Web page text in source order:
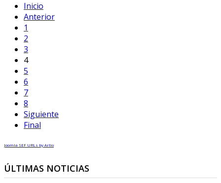
Inicio
Anterior
1
2
3
4
5
6
7
8
Siguiente
Final
Joomla SEF URLs by Artio
ÚLTIMAS NOTICIAS